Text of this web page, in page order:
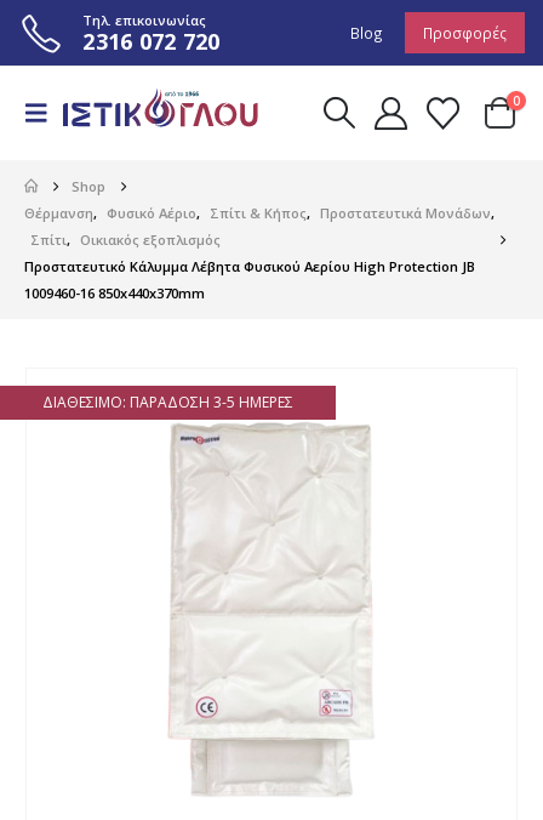
Τηλ. επικοινωνίας
2316 072 720 Blog Προσφορές
0
Shop
Θέρμανση, Φυσικό Αέριο, Σπίτι & Κήπος, Προστατευτικά Μονάδων,
Σπίτι, Οικιακός εξοπλισμός
Προστατευτικό Κάλυμμα Λέβητα Φυσικού Αερίου High Protection JB
1009460-16 850x440x370mm
ΔΙΑΘΈΣΙΜΟ: ΠΑΡΆΔΟΣΗ 3-5 ΗΜΈΡΕΣ